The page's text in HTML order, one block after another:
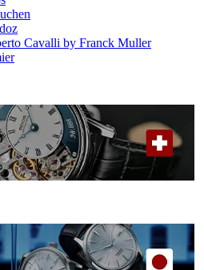
Cavalli by Franck Muller